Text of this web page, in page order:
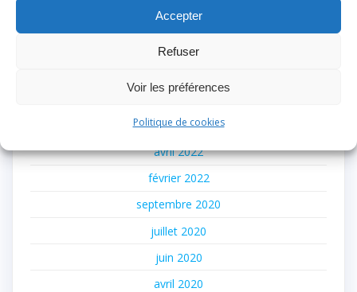
Accepter
Refuser
Voir les préférences
Politique de cookies
février 2024
janvier 2024
juin 2023
mai 2022
avril 2022
février 2022
septembre 2020
juillet 2020
juin 2020
avril 2020